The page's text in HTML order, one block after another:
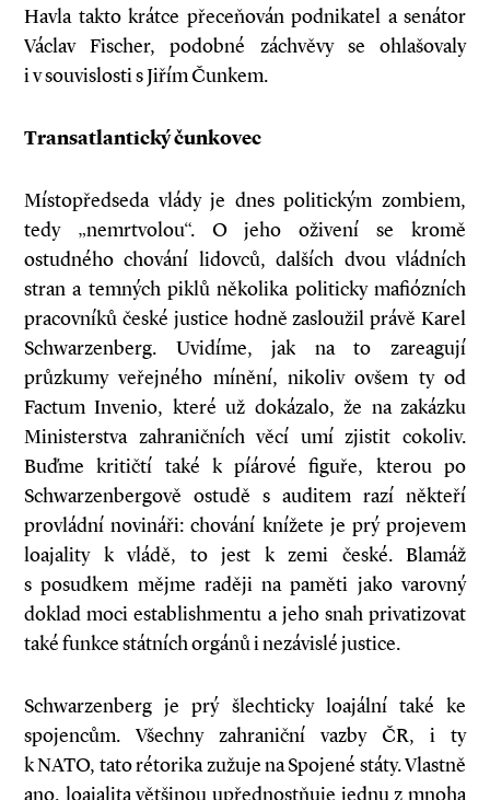
Havla takto krátce přeceňován podnikatel a senátor
Václav Fischer, podobné záchvěvy se ohlašovaly
i v souvislosti s Jiřím Čunkem.
Transatlantický čunkovec
Místopředseda vlády je dnes politickým zombiem,
tedy „nemrtvolou“. O jeho oživení se kromě
ostudného chování lidovců, dalších dvou vládních
stran a temných piklů několika politicky mafiózních
pracovníků české justice hodně zasloužil právě Karel
Schwarzenberg. Uvidíme, jak na to zareagují
průzkumy veřejného mínění, nikoliv ovšem ty od
Factum Invenio, které už dokázalo, že na zakázku
Ministerstva zahraničních věcí umí zjistit cokoliv.
Buďme kritičtí také k píárové figuře, kterou po
Schwarzenbergově ostudě s auditem razí někteří
provládní novináři: chování knížete je prý projevem
loajality k vládě, to jest k zemi české. Blamáž
s posudkem mějme raději na paměti jako varovný
doklad moci establishmentu a jeho snah privatizovat
také funkce státních orgánů i nezávislé justice.
Schwarzenberg je prý šlechticky loajální také ke
spojencům. Všechny zahraniční vazby ČR, i ty
k NATO, tato rétorika zužuje na Spojené státy. Vlastně
ano, loajalita většinou upřednostňuje jednu z mnoha